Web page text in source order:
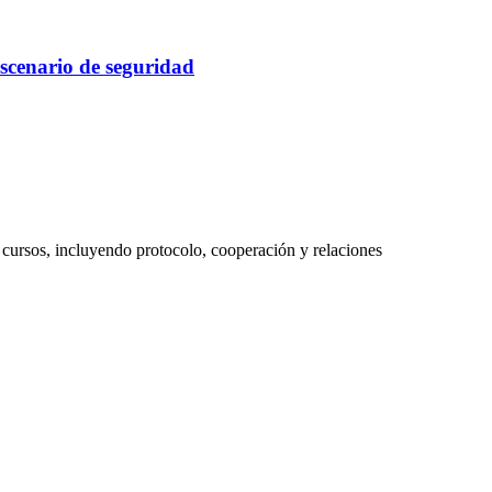
de seguridad
incluyendo protocolo, cooperación y relaciones